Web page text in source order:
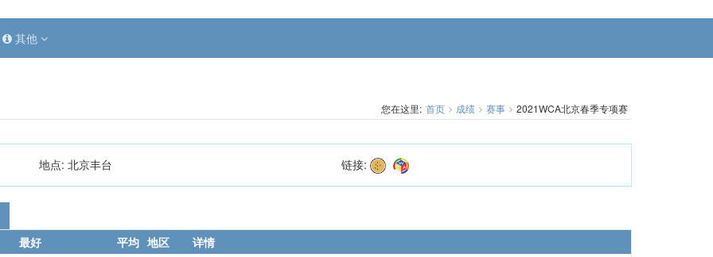
其他
您在这里: 首页 成绩 赛事 2021WCA北京春季专项赛
地点: 北京丰台 链接:
最好 平均 地区
详情